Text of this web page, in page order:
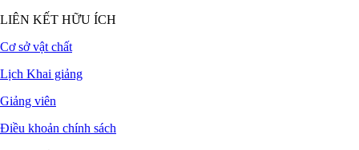
LIÊN KẾT HỮU ÍCH
Cơ sở vật chất
Lịch Khai giảng
Giảng viên
Điều khoản chính sách